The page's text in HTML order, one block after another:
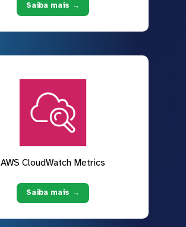
Saiba mais →
AWS CloudWatch Metrics
Saiba mais →